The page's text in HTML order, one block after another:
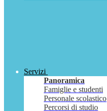
Servizi
Panoramica
Famiglie e studenti
Personale scolastico
Percorsi di studio